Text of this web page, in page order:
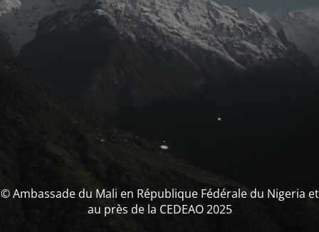
© Ambassade du Mali en République Fédérale du Nigeria et
au près de la CEDEAO 2025